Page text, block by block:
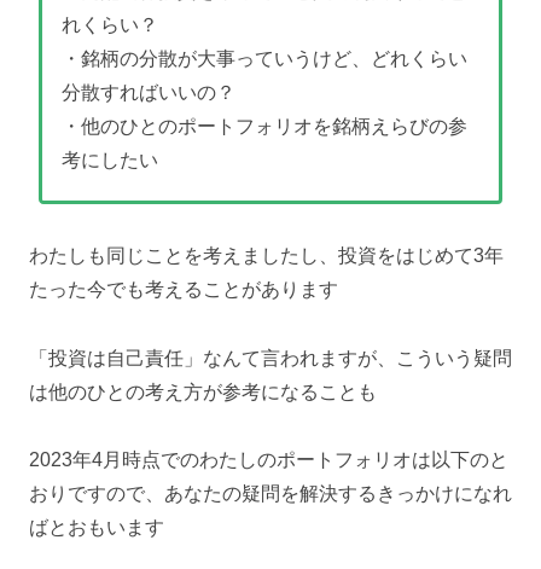
れくらい？
・銘柄の分散が大事っていうけど、どれくらい
分散すればいいの？
・他のひとのポートフォリオを銘柄えらびの参
考にしたい
わたしも同じことを考えましたし、投資をはじめて3年
たった今でも考えることがあります
「投資は自己責任」なんて言われますが、こういう疑問
は他のひとの考え方が参考になることも
2023年4月時点でのわたしのポートフォリオは以下のと
おりですので、あなたの疑問を解決するきっかけになれ
ばとおもいます